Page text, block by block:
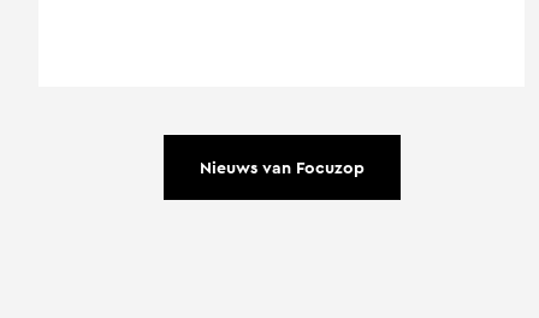
Nieuws van Focuzop